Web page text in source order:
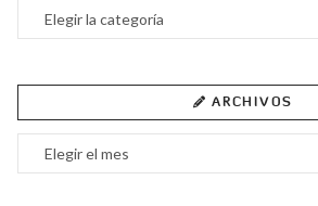
Categorías
ARCHIVOS
Archivos